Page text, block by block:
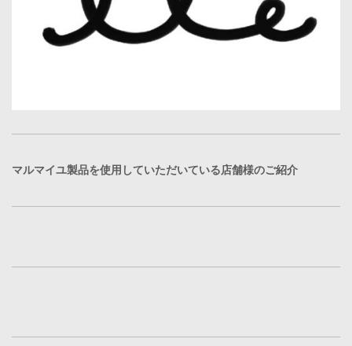
マルマイユ製品を使用していただいている店舗様のご紹介